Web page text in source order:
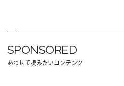
SPONSORED
あわせて読みたいコンテンツ